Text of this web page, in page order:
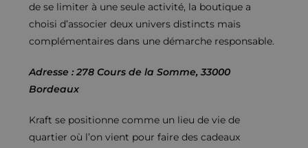
de se limiter à une seule activité, la boutique a
choisi d’associer deux univers distincts mais
complémentaires dans une démarche responsable.
Adresse : 278 Cours de la Somme, 33000
Bordeaux
Kraft se positionne comme un lieu de vie de
quartier où l’on vient pour faire des cadeaux